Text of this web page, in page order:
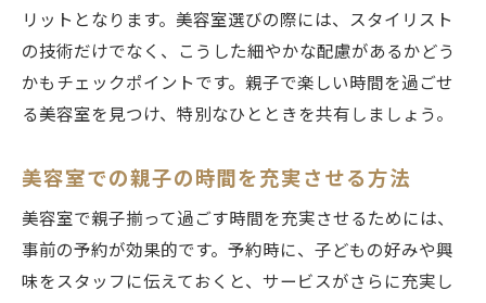
リットとなります。美容室選びの際には、スタイリスト
の技術だけでなく、こうした細やかな配慮があるかどう
かもチェックポイントです。親子で楽しい時間を過ごせ
る美容室を見つけ、特別なひとときを共有しましょう。
美容室での親子の時間を充実させる方法
美容室で親子揃って過ごす時間を充実させるためには、
事前の予約が効果的です。予約時に、子どもの好みや興
味をスタッフに伝えておくと、サービスがさらに充実し